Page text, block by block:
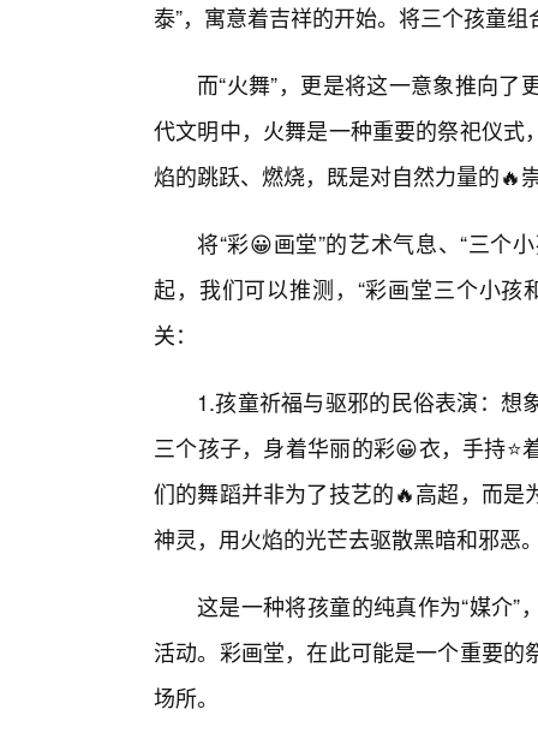
泰”，寓意着吉祥的开始。将三个孩童
而“火舞”，更是将这一意象推向
代文明中，火舞是一种重要的祭祀仪
焰的跳跃、燃烧，既是对自然力量的🔥
将“彩😀画堂”的艺术气息、“三个
起，我们可以推测，“彩画堂三个小
关：
1.孩童祈福与驱邪的民俗表演：想
三个孩子，身着华丽的彩😀衣，手持
们的舞蹈并非为了技艺的🔥高超，而
神灵，用火焰的光芒去驱散黑暗和邪恶
这是一种将孩童的纯真作为“媒介
活动。彩画堂，在此可能是一个重要
场所。